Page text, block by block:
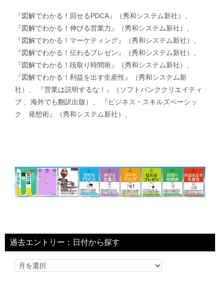
『図解でわかる！回せるPDCA』（秀和システム新社）、
『図解でわかる！伸びる営業力』（秀和システム新社）、
『図解でわかる！マーケティング』（秀和システム新社）、
『図解でわかる！伝わるプレゼン』（秀和システム新社）、
『図解でわかる！段取り時間術』（秀和システム新社）、
『図解でわかる！利益を出す生産性』（秀和システム新
社）、 『営業は説明するな！』（ソフトバンククリエイティ
ブ 、海外でも翻訳出版）、 『ビジネス・スキルズベーシッ
ク 発想術』（秀和システム新社）、
過去エントリー：日付から探す